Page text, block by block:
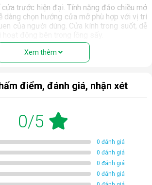
cửa trước hiện đại. Tính năng đảo chiều mở
dàng chọn hướng cửa mở phù hợp với vị trí
của người dùng. Cửa kính trong suốt, dễ
Xem thêm
điểm, đánh giá, nhận xét
0/5
0 đánh giá
0 đánh giá
0 đánh giá
0 đánh giá